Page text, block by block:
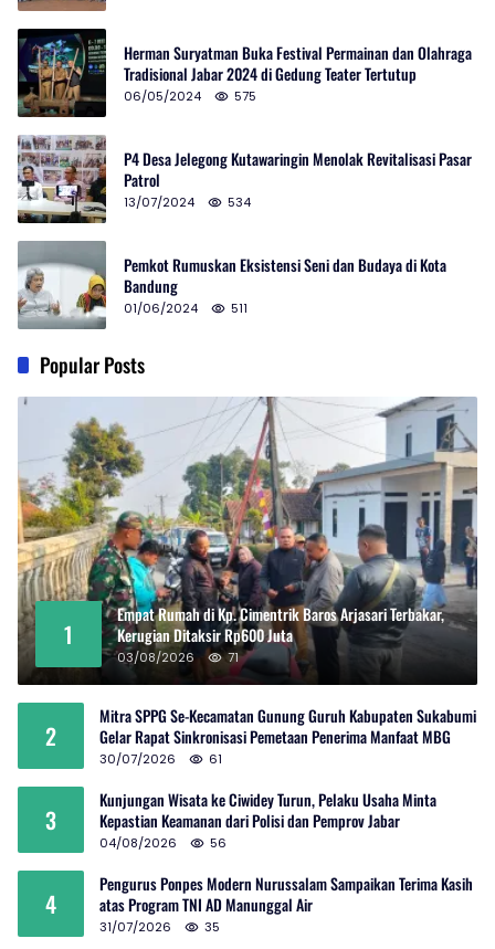
Herman Suryatman Buka Festival Permainan dan Olahraga
Tradisional Jabar 2024 di Gedung Teater Tertutup
06/05/2024 575
P4 Desa Jelegong Kutawaringin Menolak Revitalisasi Pasar
Patrol
13/07/2024 534
Pemkot Rumuskan Eksistensi Seni dan Budaya di Kota
Bandung
01/06/2024 511
Popular Posts
1
Empat Rumah di Kp. Cimentrik Baros Arjasari Terbakar,
Kerugian Ditaksir Rp600 Juta
03/08/2026 71
2
Mitra SPPG Se-Kecamatan Gunung Guruh Kabupaten Sukabumi
Gelar Rapat Sinkronisasi Pemetaan Penerima Manfaat MBG
30/07/2026 61
3
Kunjungan Wisata ke Ciwidey Turun, Pelaku Usaha Minta
Kepastian Keamanan dari Polisi dan Pemprov Jabar
04/08/2026 56
4
Pengurus Ponpes Modern Nurussalam Sampaikan Terima Kasih
atas Program TNI AD Manunggal Air
31/07/2026 35